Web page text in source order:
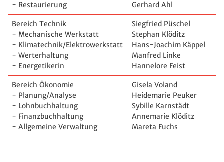
- Restaurierung
Gerhard Ahl
Bereich Technik
- Mechanische Werkstatt
- Klimatechnik/Elektrowerkstatt
- Werterhaltung
- Energetikerin
Siegfried Püschel
Stephan Klöditz
Hans-Joachim Käppel
Manfred Linke
Hannelore Feist
Bereich Ökonomie
- Planung/Analyse
- Lohnbuchhaltung
- Finanzbuchhaltung
- Allgemeine Verwaltung
Gisela Voland
Heidemarie Peuker
Sybille Karnstädt
Annemarie Klöditz
Mareta Fuchs